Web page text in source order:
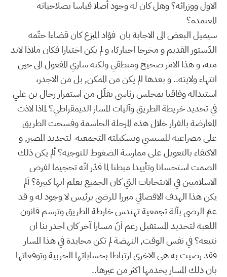
الاول ووزرائه؟ وهل كان له وجود أصلا قياسا بصلاحياته
المعتمدة؟
سيميل البعض الى الاجابة بان فؤاد المبزع كان قضاءا حتّمه
الدّستور القديم و مخرجا اجباريّا، و لم يكن اختيارا فكان ملاذا لابد
منه، و هذا الامر صحيح ومنطقي ولكنه ساري المفعول الى حين
انتهاء ولايته.. و بعدها الم يكن من الممكن, بل من الاجدر،
استبداله وفاقيا بمجلس رئاسي يقلّل من استمرار رجال بن علي
في تحديد خريطة الطريق وآليات المسار الديمقراطي؟ لماذا لاذت
المعارضة بالفرار خلال هذه المرحلة الحاسمة وفسحت الطريق
على مصراعيه للسبسي وتشكيلته التجمعية لتحديد المصير, و
الاكتفاء بالتعويل على ممارسة الضغوط للتوجيه؟ ألم يكن ذلك
الصمت استحسانا وتأييدا مبطنا لما قدّر انّه تحجيما لفرص
الاسلاميين في الانتخابات التي كان الجميع يعلم انها كبيرة؟ ألم
يكن هذا الهدف الاقصائي مبررا للرضى برئيس لا وجود له و قد
عمّ الرضى بآلة تجمعية تهندس خارطة الطريق وترسم قانون
اللعبة لتحديد المستقبل رغم أنّ مسارا آخر كان اجدر بنا ان
نتبعه؟ في نفس الوقت, النهضة لم تكن محايدة في هذا المسار
فقد رضيت به هي الاخرى ارتباطا بحساباتها الحزبية وتوقعاتها
بان ذلك المسار يخدمها اكثر من غيرها..